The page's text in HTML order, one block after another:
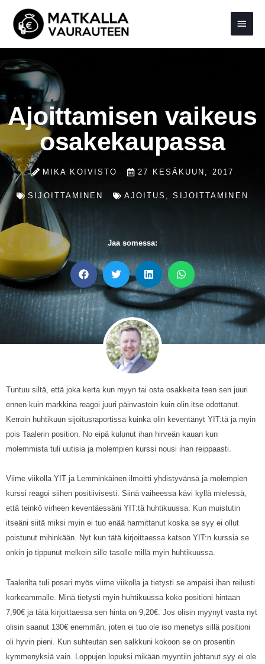
sisältöön
Ajoittamisen vaikeus
osakekaupassa
MIKA KOIVISTO 27 KESÄKUUN, 2017
SIJOITTAMINEN AJOITUS ,SIJOITTAMINEN
Jaa somessa:
Tuntuu siltä, että joka kerta kun myyn tai osta osakkeita teen sen juuri
ennen kuin markkina reagoi juuri päinvastoin kuin olin itse odottanut.
Kerroin huhtikuun sijoitusraportissa kuinka olin keventänyt YIT:tä ja myin
pois Taalerin position. No eipä kulunut ihan hirveän kauan kun
molemmista tuli uutisia ja molempien kurssi nousi ihan reippaasti.
Viime viikolla YIT ja Lemminkäinen ilmoitti yhdistyvänsä ja molempien
kurssi reagoi siihen positiivisesti. Siinä vaiheessa kävi kyllä mielessä,
että teinkö virheen keventäessäni YIT:tä huhtikuussa. Kun muistutin
itseäni siitä miksi myin ei tuo enää harmittanut koska se syy ei ollut
poistunut mihinkään. Nyt kun tätä kirjoittaessa katson YIT:n kurssia se
onkin jo tippunut melkein sille tasolle millä myin huhtikuussa.
Taalerilta tuli posari myös viime viikolla ja tietysti se ampaisi ihan reilusti
korkeammalle. Minä tietysti myin huhtikuussa koko positioni hintaan
7,90€ ja tätä kirjoittaessa sen hinta on 9,20€. Jos olisin myynyt vasta nyt
olisin saanut 130€ enemmän, joten ei tuo ole iso menetys sillä positioni
oli hyvin pieni. Kun suhteutan sen salkkuni kokoon se on prosentin
kymmenyksiä vain. Loppujen lopuksi mikään myyntiin johtanut syy ei ole